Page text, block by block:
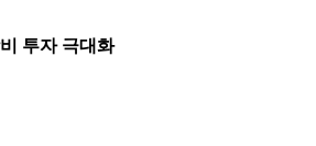
투자 극대화